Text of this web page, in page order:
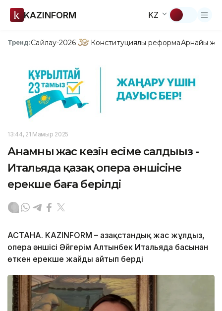
KAZINFORM KZ
Тренд:Сайлау-2026 Конституциялық реформаАрнайы
13:44, 21 Мамыр 2025
Анамның жас кезін есіме салдыңыз -
Итальяда қазақ опера әншісіне
ерекше баға берілді
АСТАНА. KAZINFORM – Қазақстандық жас жұлдыз,
опера әншісі Әйгерім Алтынбек Итальяда басынан
өткен ерекше жайды айтып берді